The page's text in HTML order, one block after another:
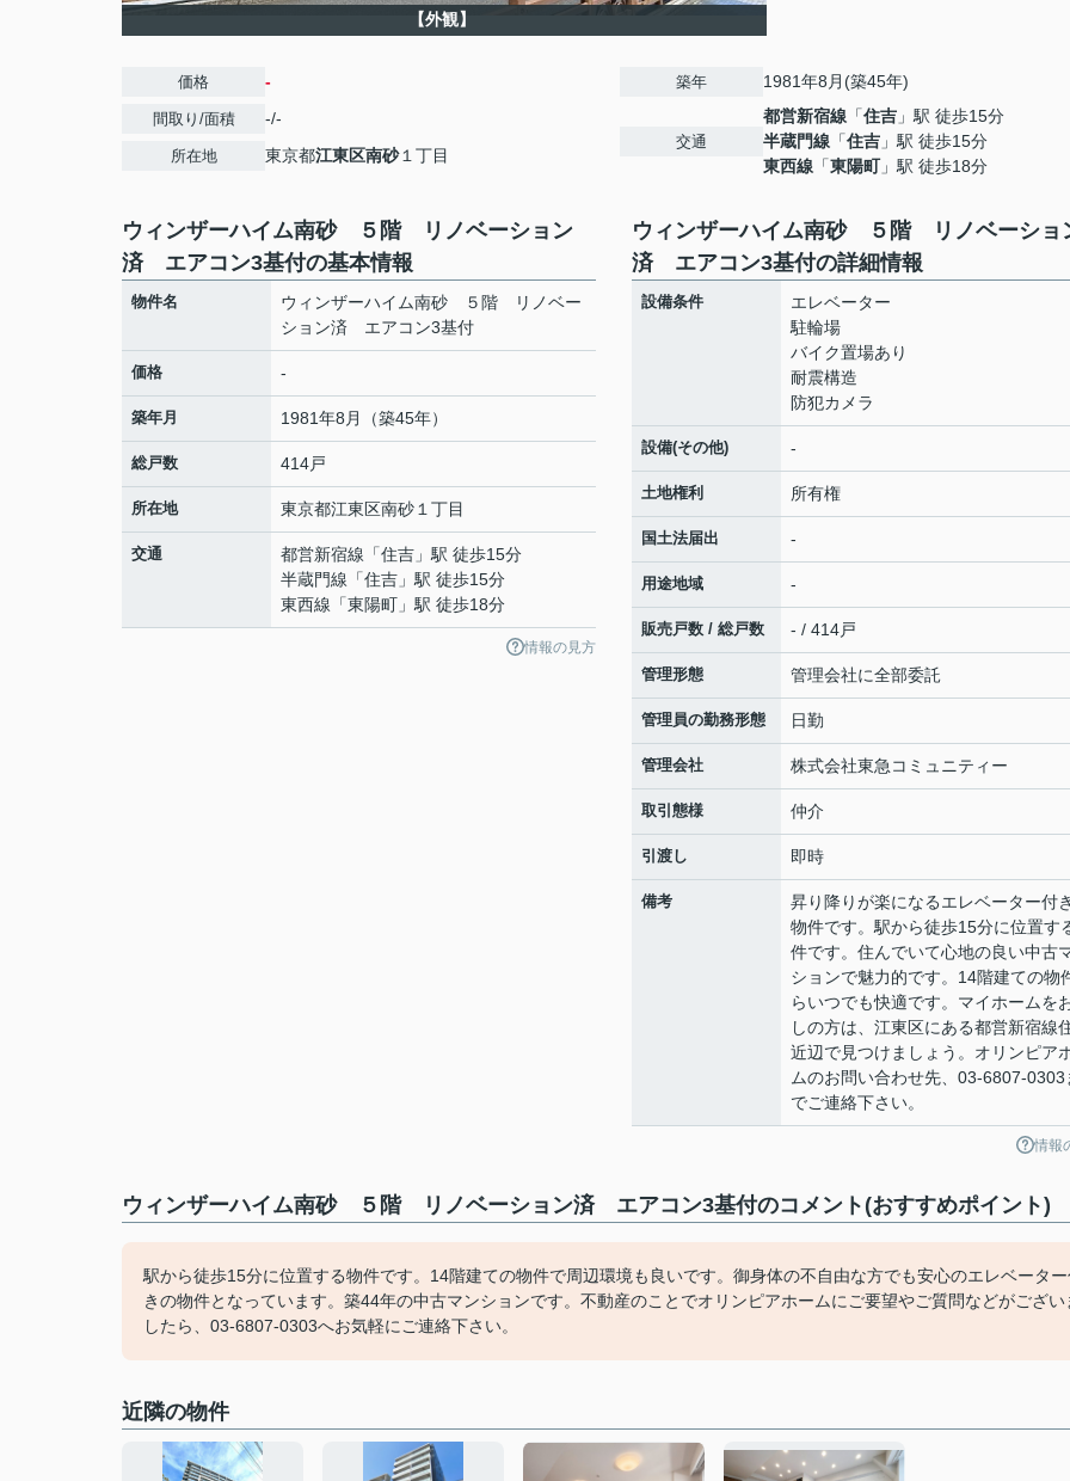
【外観】
価格 -
間取り/面積 -/-
所在地 東京都江東区南砂１丁目
築年 1981年8月(築45年)
交通
都営新宿線 「住吉 」駅 徒歩15分
半蔵門線 「住吉 」駅 徒歩15分
東西線 「東陽町」駅 徒歩18分
ウィンザーハイム南砂 ５階 リノベーション
済 エアコン3基付の基本情報
物件名
ウィンザーハイム南砂 ５階 リノベー
ション済 エアコン3基付
価格 -
築年月 1981年8月（築45年）
総戸数 414戸
所在地 東京都江東区南砂 １丁目
交通 都営新宿線 「住吉 」駅 徒歩15分
半蔵門線 「住吉 」駅 徒歩15分
東西線 「東陽町 」駅 徒歩18分
情報の見方
ウィンザーハイム南砂 ５階 リノベーショ
済 エアコン3基付の詳細情報
設備条件
エレベーター
駐輪場
バイク置場あり
耐震構造
防犯カメラ
設備(その他) -
土地権利 所有権
国土法届出 -
用途地域 -
販売戸数 / 総戸数 - / 414戸
管理形態 管理会社に全部委託
管理員の勤務形態 日勤
管理会社 株式会社東急コミュニティー
取引態様 仲介
引渡し 即時
備考
昇り降りが楽になるエレベーター付
物件です。駅から徒歩15分に位置す
件です。住んでいて心地の良い中古
ションで魅力的です。14階建ての物
らいつでも快適です。マイホームを
しの方は、江東区にある都営新宿線
近辺で見つけましょう。オリンピア
ムのお問い合わせ先、03-6807-0303
でご連絡下さい。
情報
ウィンザーハイム南砂 ５階 リノベーション済 エアコン3基付のコメント(おすすめポイント)
駅から徒歩15分に位置する物件です。14階建ての物件で周辺環境も良いです。御身体の不自由な方でも安心のエレベータ
きの物件となっています。築44年の中古マンションです。不動産のことでオリンピアホームにご要望やご質問などがござい
したら、03-6807-0303へお気軽にご連絡下さい。
近隣の物件